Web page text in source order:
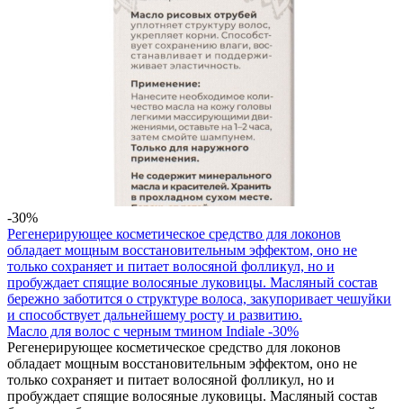
-30%
Регенерирующее косметическое средство для локонов
обладает мощным восстановительным эффектом, оно не
только сохраняет и питает волосяной фолликул, но и
пробуждает спящие волосяные луковицы. Масляный состав
бережно заботится о структуре волоса, закупоривает чешуйки
и способствует дальнейшему росту и развитию.
Масло для волос с черным тмином Indiale -30%
Регенерирующее косметическое средство для локонов
обладает мощным восстановительным эффектом, оно не
только сохраняет и питает волосяной фолликул, но и
пробуждает спящие волосяные луковицы. Масляный состав